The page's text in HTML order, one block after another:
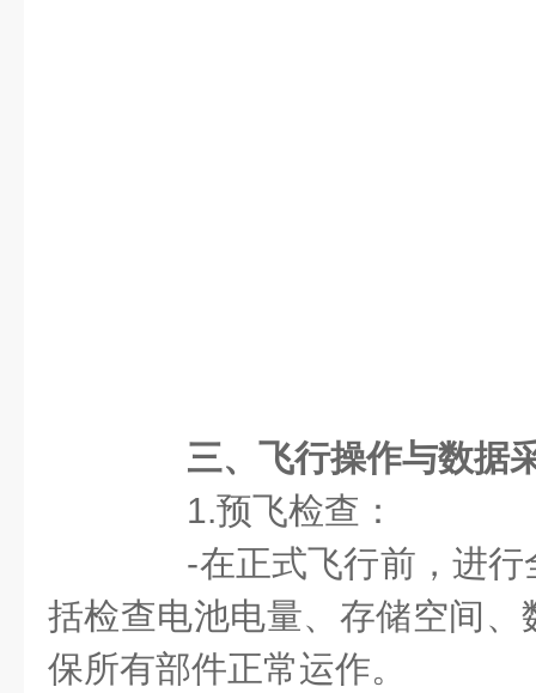
三、飞行操作与数据
1.预飞检查：
-在正式飞行前，进行
括检查电池电量、存储空间
保所有部件正常运作。